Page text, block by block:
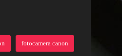
fotocamera canon